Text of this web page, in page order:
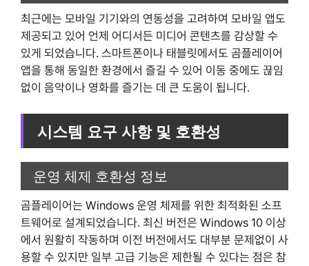
최근에는 모바일 기기와의 연동성을 고려하여 모바일 앱도
제공되고 있어 언제 어디서든 미디어 콘텐츠를 감상할 수
있게 되었습니다. 스마트폰이나 태블릿에서도 곰플레이어
앱을 통해 동일한 환경에서 즐길 수 있어 이동 중에도 끊임
없이 음악이나 영화를 즐기는 데 큰 도움이 됩니다.
시스템 요구 사항 및 호환성
운영 체제 호환성 정보
곰플레이어는 Windows 운영 체제를 위한 최적화된 소프
트웨어로 설계되었습니다. 최신 버전은 Windows 10 이상
에서 원활히 작동하며 이전 버전에서도 대부분 문제없이 사
용할 수 있지만 일부 고급 기능은 제한될 수 있다는 점은 참